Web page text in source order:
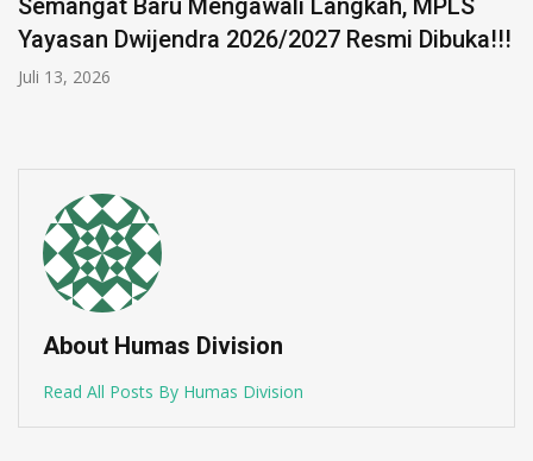
About Humas Division
Read All Posts By Humas Division